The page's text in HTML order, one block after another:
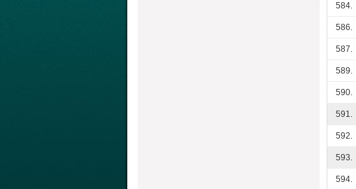
584.
586.
587.
589.
590.
591.
592.
593.
594.